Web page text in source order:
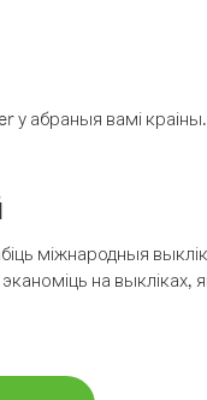
у абраныя вамі краіны.
міжнародныя
на выкліках,